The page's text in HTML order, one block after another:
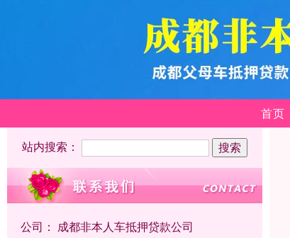
首页
站内搜索：
公司： 成都非本人车抵押贷款公司